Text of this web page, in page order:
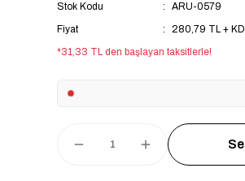
Stok Kodu
ARU-0579
Fiyat
280,79 TL +
*31,33 TL den başlayan taksitlerle!